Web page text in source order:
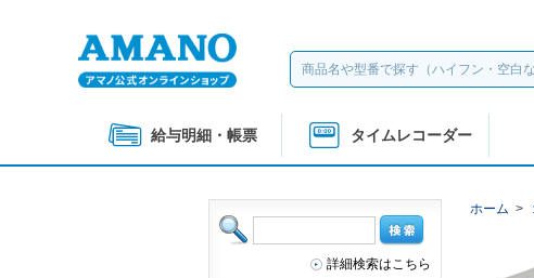
給与明細・帳票 タイムレコーダー
ホーム >
詳細検索はこちら